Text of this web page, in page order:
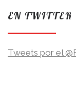
EN TWITTER
Tweets por el